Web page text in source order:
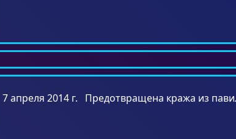
7 апреля 2014 г. Предотвращена кража из